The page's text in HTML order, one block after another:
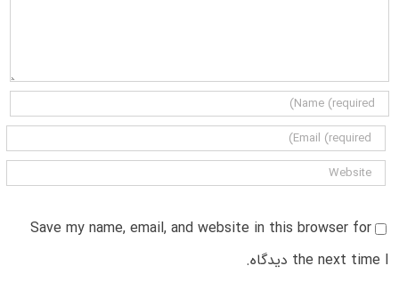
Save my name, email, and website in this browser for
the next time I دیدگاه.